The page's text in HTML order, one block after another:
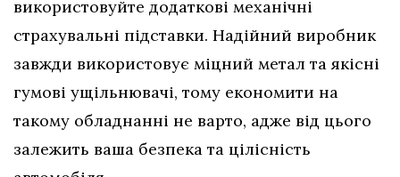
використовуйте додаткові механічні
страхувальні підставки. Надійний виробник
завжди використовує міцний метал та якісні
гумові ущільнювачі, тому економити на
такому обладнанні не варто, адже від цього
залежить ваша безпека та цілісність